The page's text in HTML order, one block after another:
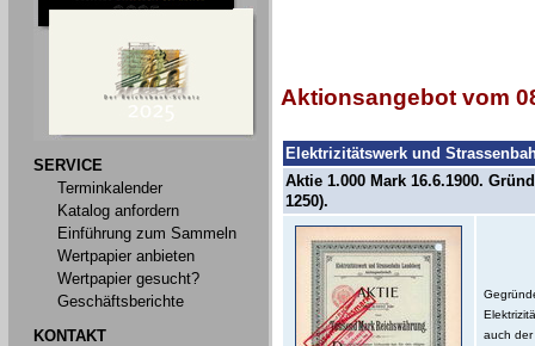
SERVICE
Terminkalender
Katalog anfordern
Einführung zum Sammeln
Wertpapier anbieten
Wertpapier gesucht?
Geschäftsberichte
KONTAKT
Aktionsangebot vom
Elektrizitätswerk und
Aktie 1.000 Mark 16.6.1900.
1250).
auch der